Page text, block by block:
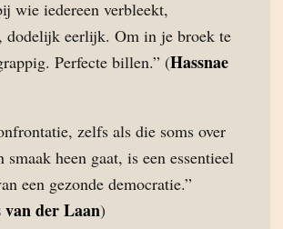
wie iedereen verbleekt,
dodelijk eerlijk. Om in je broek te
Perfecte billen.” (Hassnae
zelfs als die soms over
smaak heen gaat, is een essentieel
een gezonde democratie.”
van der Laan)